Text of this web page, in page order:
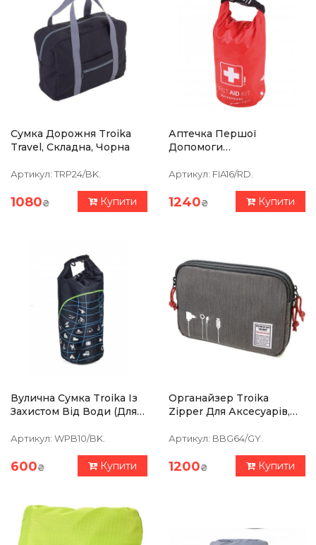
Сумка Дорожня Troika
Travel, Складна, Чорна
Артикул: TRP24/BK.
1080₴ Купити
Аптечка Першої
Допомоги
Карабіном Troika TROIKA
Артикул: FIA16/RD.
1240₴ Купити
Вулична Сумка Troika Із
Захистом Від Води (для
WATERPROOF BAG
Артикул: WPB10/BK.
600₴ Купити
Органайзер Troika
Zipper Для Аксесуарів,
Артикул: BBG64/GY.
1200₴ Купити